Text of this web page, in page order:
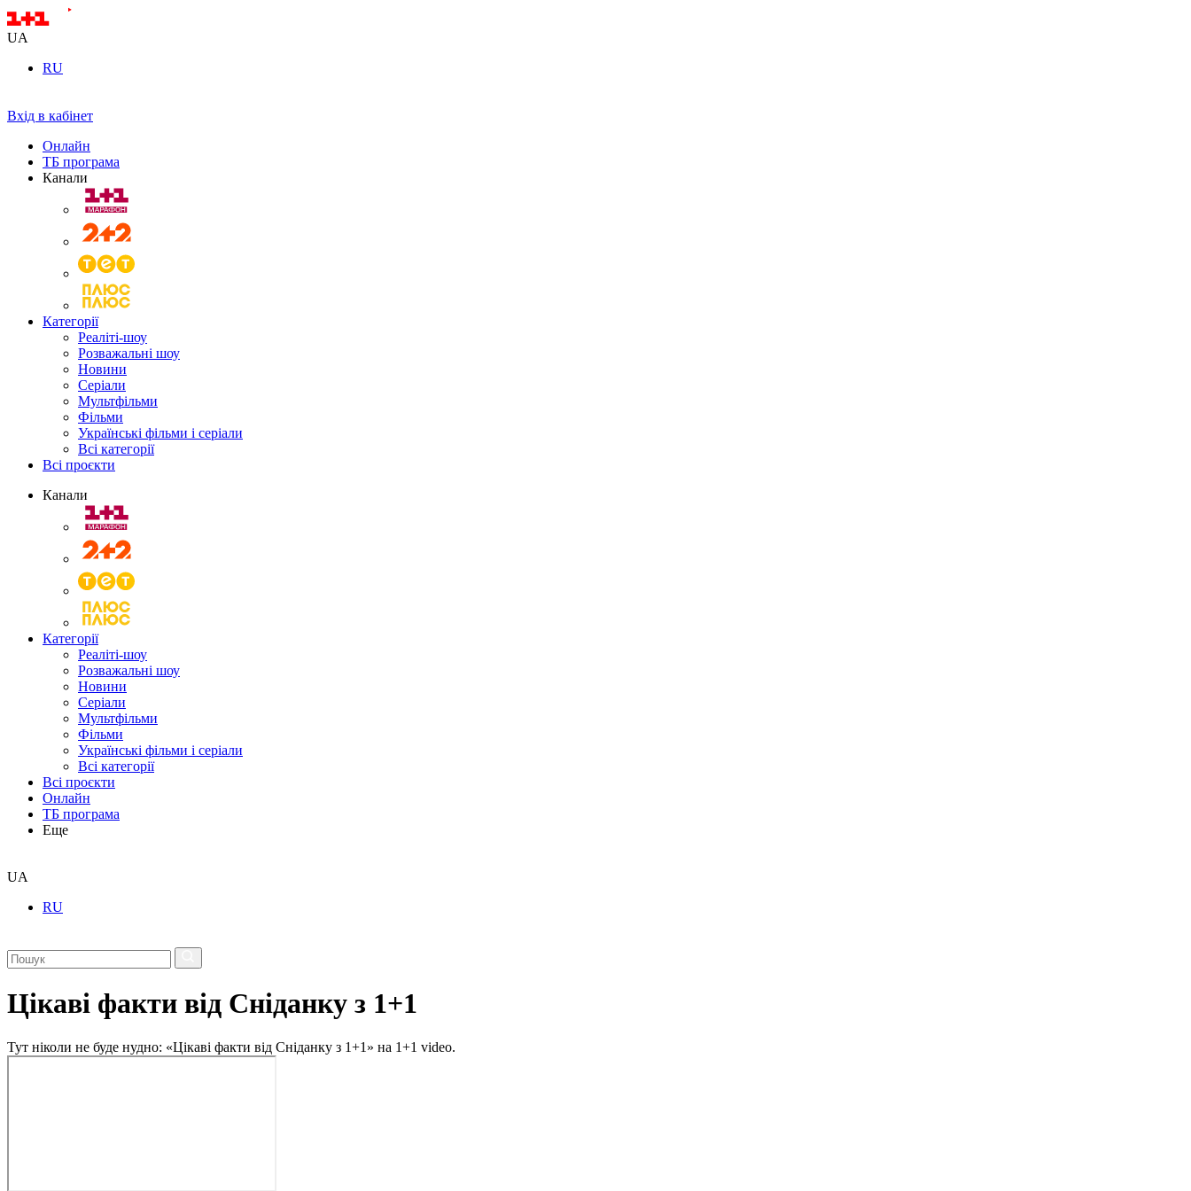
UA
RU
Вхід в кабінет
Онлайн
ТБ програма
Канали
Категорії
Реаліті-шоу
Розважальні шоу
Новини
Серіали
Мультфільми
Фільми
Українські фільми і серіали
Всі категорії
Всі проєкти
Канали
Категорії
Реаліті-шоу
Розважальні шоу
Новини
Серіали
Мультфільми
Фільми
Українські фільми і серіали
Всі категорії
Всі проєкти
Онлайн
ТБ програма
Еще
UA
RU
Цікаві факти від Сніданку з 1+1
Тут ніколи не буде нудно: «Цікаві факти від Сніданку з 1+1» на 1+1 video.